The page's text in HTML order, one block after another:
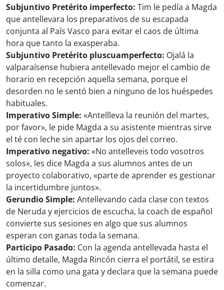
Subjuntivo Pretérito imperfecto: Tim le pedía a Magda
que antellevara los preparativos de su escapada
conjunta al País Vasco para evitar el caos de última
hora que tanto la exasperaba.
Subjuntivo Pretérito pluscuamperfecto: Ojalá la
valparaísense hubiera antellevado mejor el cambio de
horario en recepción aquella semana, porque el
desorden no le sentó bien a ninguno de los huéspedes
habituales.
Imperativo Simple: «Antellleva la reunión del martes,
por favor», le pide Magda a su asistente mientras sirve
el té con leche sin apartar los ojos del correo.
Imperativo negativo: «No antelleveis todo vosotros
solos», les dice Magda a sus alumnos antes de un
proyecto colaborativo, «parte de aprender es gestionar
la incertidumbre juntos».
Gerundio Simple: Antellevando cada clase con textos
de Neruda y ejercicios de escucha, la coach de español
convierte sus sesiones en algo que sus alumnos
esperan con ganas toda la semana.
Participo Pasado: Con la agenda antellevada hasta el
último detalle, Magda Rincón cierra el portátil, se estira
en la silla como una gata y declara que la semana puede
comenzar.